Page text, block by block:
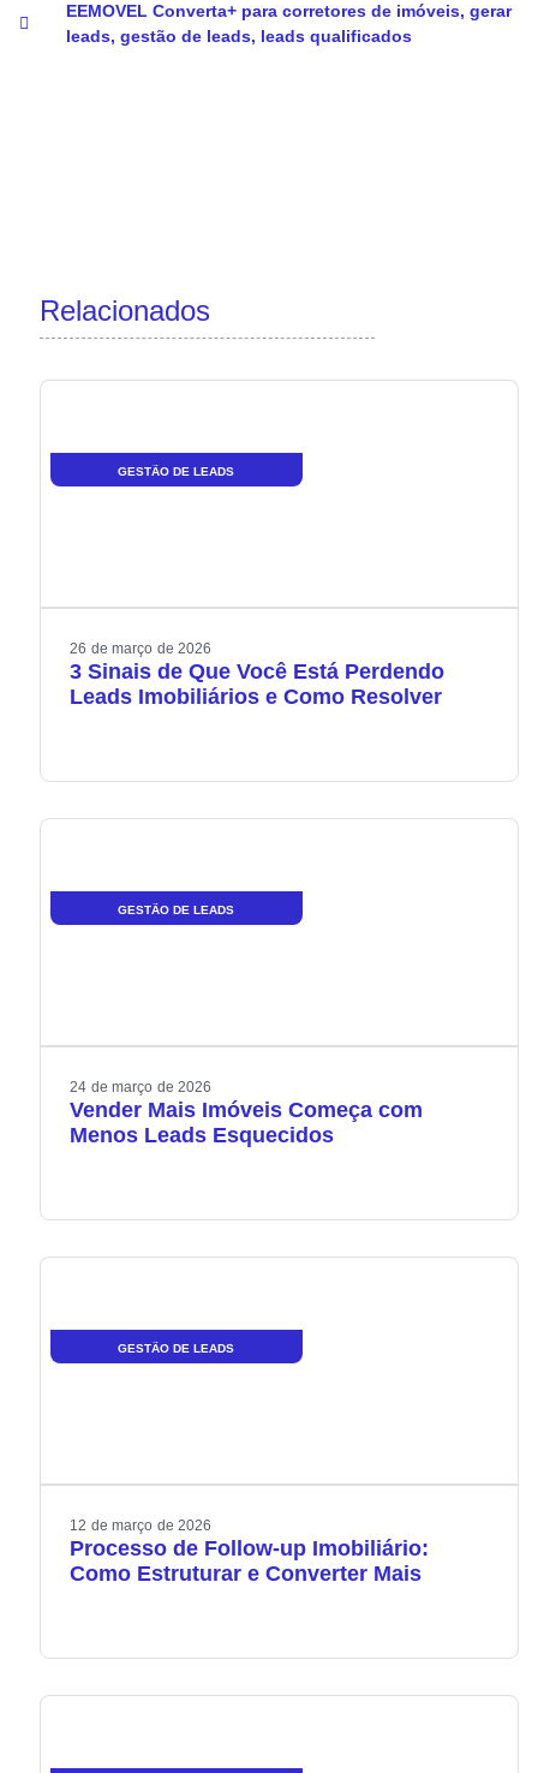
EEMOVEL Converta+ para corretores de imóveis, gerar
leads, gestão de leads, leads qualificados
Relacionados
GESTÃO DE LEADS
26 de março de 2026
3 Sinais de Que Você Está Perdendo
Leads Imobiliários e Como Resolver
GESTÃO DE LEADS
24 de março de 2026
Vender Mais Imóveis Começa com
Menos Leads Esquecidos
GESTÃO DE LEADS
12 de março de 2026
Processo de Follow-up Imobiliário:
Como Estruturar e Converter Mais